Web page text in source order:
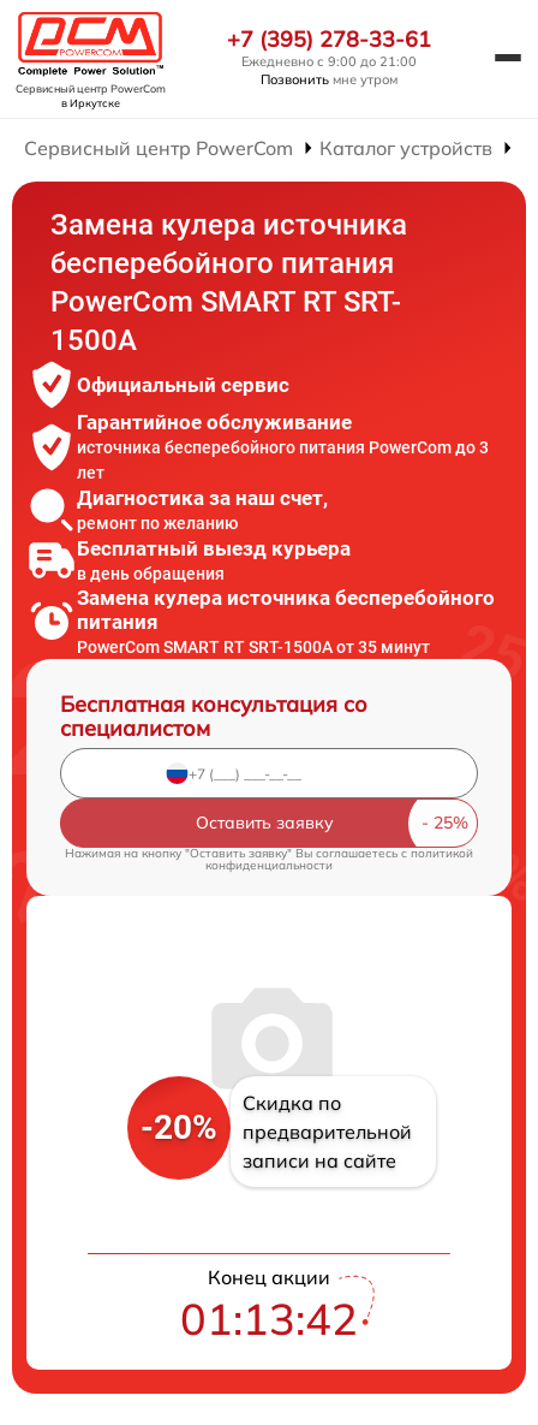
Сервисный центр PowerCom
в Иркутске
+7 (395) 278-33-61
Ежедневно с 9:00 до 21:00
Позвонить мне утром
Сервисный центр PowerCom Каталог устройств
Замена кулера источника
бесперебойного питания
PowerCom SMART RT SRT-
1500A
Официальный сервис
Гарантийное обслуживание
источника бесперебойного питания PowerCom до 3
лет
Диагностика за наш счет,
ремонт по желанию
Бесплатный выезд курьера
в день обращения
Замена кулера источника бесперебойного
питания
PowerCom SMART RT SRT-1500A от 35 минут
Бесплатная консультация со
специалистом
Оставить заявку
Нажимая на кнопку "Оставить заявку" Вы соглашаетесь cполитикой
конфиденциальности
-20%
Скидка по
предварительной
записи на сайте
Конец акции
01:13:41